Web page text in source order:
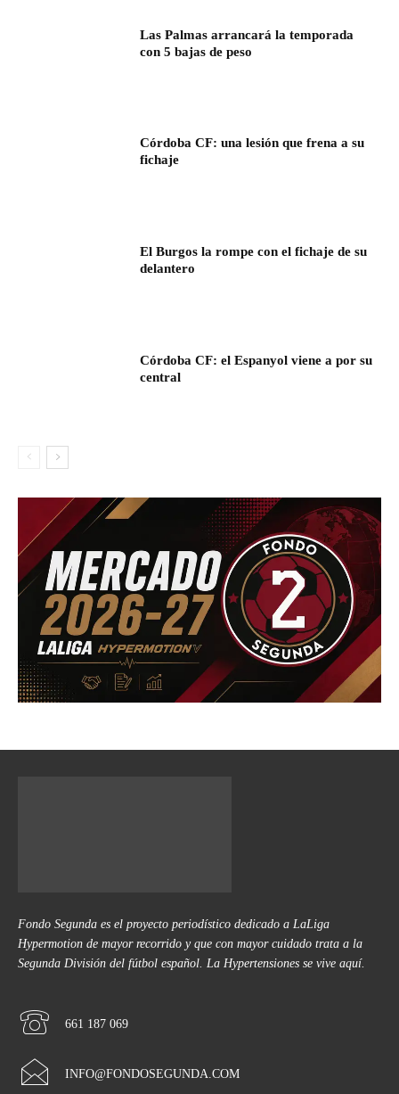
Las Palmas arrancará la temporada
con 5 bajas de peso
Córdoba CF: una lesión que frena a su
fichaje
El Burgos la rompe con el fichaje de su
delantero
Córdoba CF: el Espanyol viene a por su
central
Fondo Segunda es el proyecto periodístico dedicado a LaLiga
Hypermotion de mayor recorrido y que con mayor cuidado trata a la
Segunda División del fútbol español. La Hypertensiones se vive aquí.
661 187 069
INFO@FONDOSEGUNDA.COM